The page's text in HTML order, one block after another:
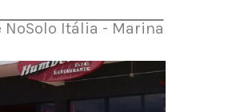
NoSolo Itália - Marina